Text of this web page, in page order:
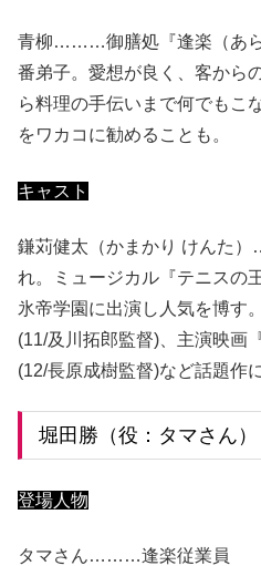
青柳………御膳処『逢楽（あ
番弟子。愛想が良く、客から
ら料理の手伝いまで何でもこ
をワカコに勧めることも。
キャスト
鎌苅健太（かまかり けんた
れ。ミュージカル『テニスの
氷帝学園に出演し人気を博す
(11/及川拓郎監督)、主演映画
(12/長原成樹監督)など話題作
堀田勝（役：タマさん）
登場人物
タマさん………逢楽従業員